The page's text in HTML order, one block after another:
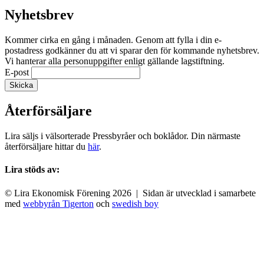
Nyhetsbrev
Kommer cirka en gång i månaden. Genom att fylla i din e-
postadress godkänner du att vi sparar den för kommande nyhetsbrev.
Vi hanterar alla personuppgifter enligt gällande lagstiftning.
E-post
Återförsäljare
Lira säljs i välsorterade Pressbyråer och boklådor. Din närmaste
återförsäljare hittar du här.
Lira stöds av:
© Lira Ekonomisk Förening 2026 | Sidan är utvecklad i samarbete
med webbyrån Tigerton och swedish boy